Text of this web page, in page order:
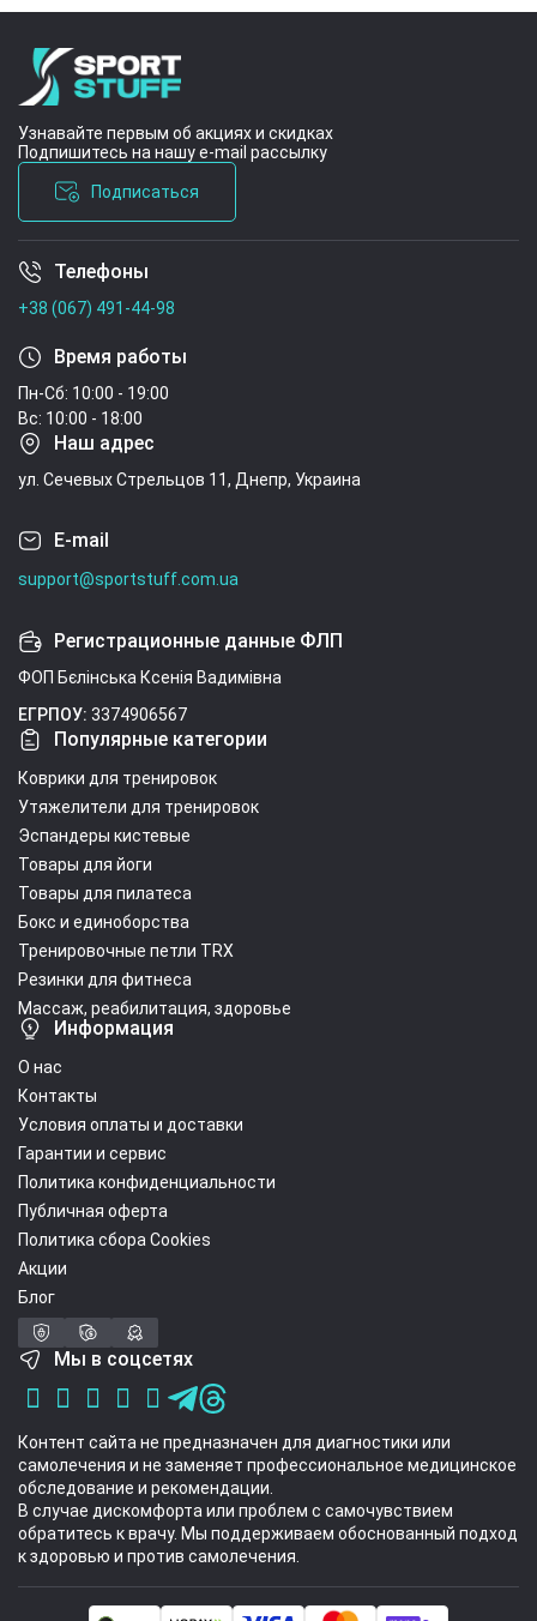
Узнавайте первым об акциях и скидках
Подпишитесь на нашу e-mail рассылку
Подписаться
Условия соглашения
Телефоны
+38 (067) 491-44-98
Время работы
Пн-Сб: 10:00 - 19:00
Вс: 10:00 - 18:00
Наш адрес
ул. Сечевых Стрельцов 11, Днепр, Украина
E-mail
support@sportstuff.com.ua
Регистрационные данные ФЛП
ФОП Бєлінська Ксенія Вадимівна
ЕГРПОУ: 3374906567
Популярные категории
Коврики для тренировок
Утяжелители для тренировок
Эспандеры кистевые
Товары для йоги
Товары для пилатеса
Бокс и единоборства
Тренировочные петли TRX
Резинки для фитнеса
Массаж, реабилитация, здоровье
Информация
О нас
Контакты
Условия оплаты и доставки
Гарантии и сервис
Политика конфиденциальности
Публичная оферта
Политика сбора Cookies
Акции
Блог
Мы в соцсетях
Контент сайта не предназначен для диагностики или
самолечения и не заменяет профессиональное медицинское
обследование и рекомендации.
В случае дискомфорта или проблем с самочувствием
обратитесь к врачу. Мы поддерживаем обоснованный подход
к здоровью и против самолечения.